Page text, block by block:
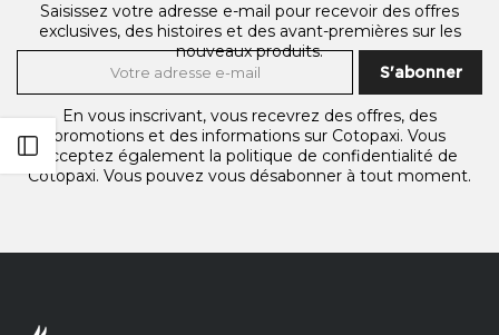
Ouvrir la barre latérale
Saisissez votre adresse e-mail pour recevoir des offres
exclusives, des histoires et des avant-premières sur les
nouveaux produits.
S'abonner
En vous inscrivant, vous recevrez des offres, des
promotions et des informations sur Cotopaxi. Vous
acceptez également la politique de confidentialité de
Cotopaxi. Vous pouvez vous désabonner à tout moment.